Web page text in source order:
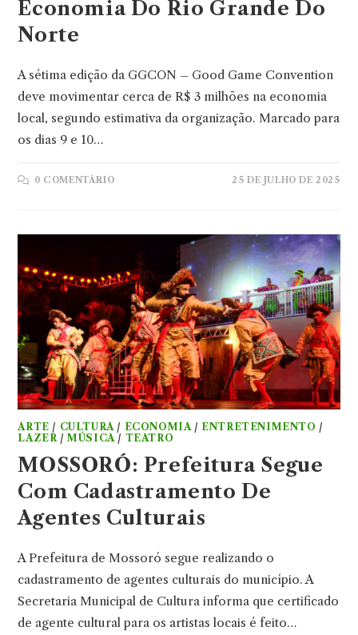
Economia Do Rio Grande Do
Norte
A sétima edição da GGCON – Good Game Convention
deve movimentar cerca de R$ 3 milhões na economia
local, segundo estimativa da organização. Marcado para
os dias 9 e 10…
0 COMENTÁRIO 25 DE JULHO DE 2025
ARTE / CULTURA/ ECONOMIA/ ENTRETENIMENTO /
LAZER/MÚSICA/ TEATRO
MOSSORÓ: Prefeitura Segue
Com Cadastramento De
Agentes Culturais
A Prefeitura de Mossoró segue realizando o
cadastramento de agentes culturais do município. A
Secretaria Municipal de Cultura informa que certificado
de agente cultural para os artistas locais é feito…